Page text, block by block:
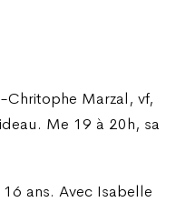
Chritophe Marzal, vf,
Me 19 à 20h, sa
ans. Avec Isabelle